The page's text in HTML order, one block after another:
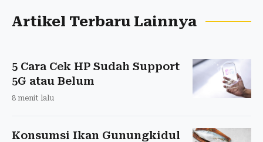
Artikel Terbaru Lainnya
5 Cara Cek HP Sudah Support
5G atau Belum
8 menit lalu
Konsumsi Ikan Gunungkidul